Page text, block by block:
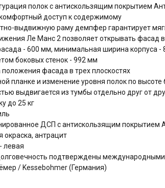
полок с антискользящим покрытием
доступ к содержимому
выдвижную раму демпфер гарантирует
Ле Манс 2 позволяет открывать фасад
- 600 мм, минимальная ширина корпуса -
боковых стенок - 992 мм
положения фасада в трех плоскостях
планке и изменение уровня полок по
выдвигается из тумбы отдельно друг от
до 25 кг
ДСП с антискользящим покрытием
окраска, антрацит
левая
подтверждены
/ Kessebohmer (Германия)